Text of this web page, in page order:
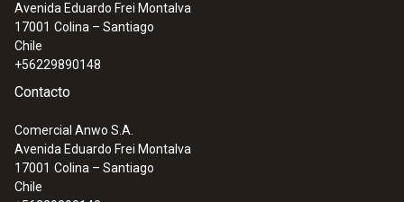
:0572 2014
testo 160 IAQ - Registrador de datos
WiFi con pantalla y sensores integrados
presión atmosférica
Avenida Eduardo Frei Montalva
17001 Colina – Santiago
Chile
+56229890148
Contacto
Comercial Anwo S.A.
Avenida Eduardo Frei Montalva
17001 Colina – Santiago
Chile